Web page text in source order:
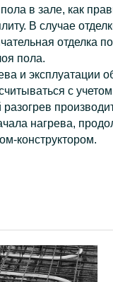
в зале, как
В случае
отделка
пола.
и
с
нагрева,
конструктором.